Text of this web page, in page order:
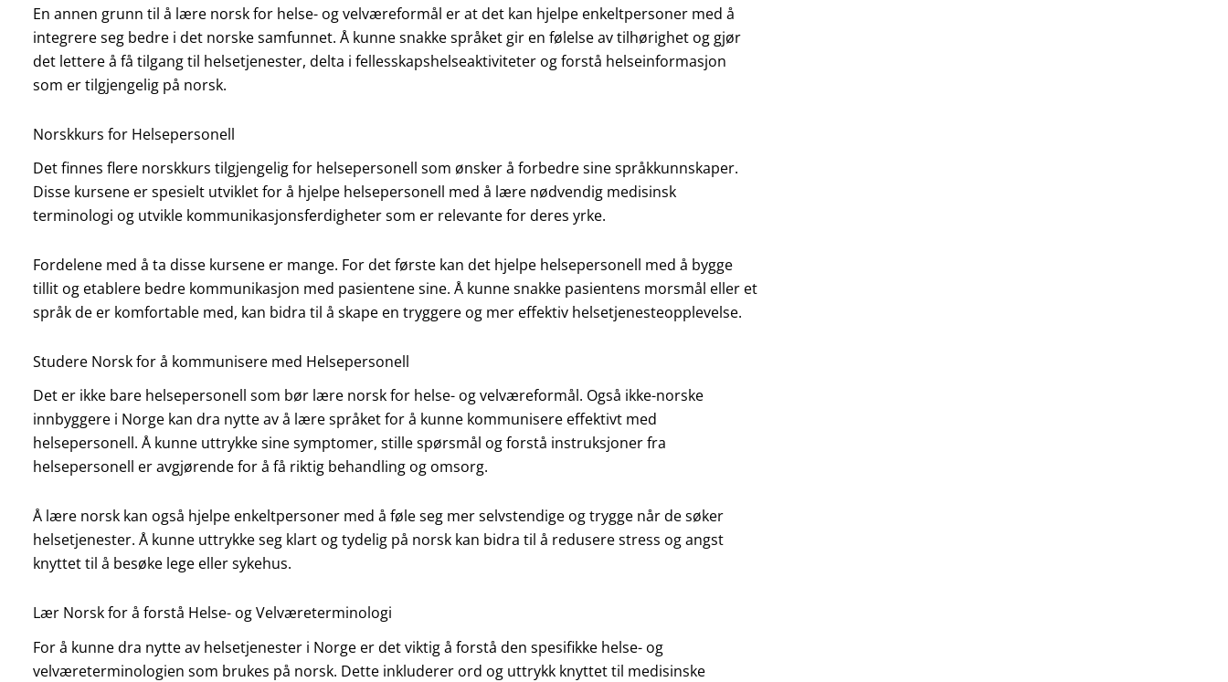
En annen grunn til å lære norsk for helse- og velværeformål er at det kan hjelpe enkeltpersoner med å
integrere seg bedre i det norske samfunnet. Å kunne snakke språket gir en følelse av tilhørighet og gjør
det lettere å få tilgang til helsetjenester, delta i fellesskapshelseaktiviteter og forstå helseinformasjon
som er tilgjengelig på norsk.
Norskkurs for Helsepersonell
Det finnes flere norskkurs tilgjengelig for helsepersonell som ønsker å forbedre sine språkkunnskaper.
Disse kursene er spesielt utviklet for å hjelpe helsepersonell med å lære nødvendig medisinsk
terminologi og utvikle kommunikasjonsferdigheter som er relevante for deres yrke.
Fordelene med å ta disse kursene er mange. For det første kan det hjelpe helsepersonell med å bygge
tillit og etablere bedre kommunikasjon med pasientene sine. Å kunne snakke pasientens morsmål eller et
språk de er komfortable med, kan bidra til å skape en tryggere og mer effektiv helsetjenesteopplevelse.
Studere Norsk for å kommunisere med Helsepersonell
Det er ikke bare helsepersonell som bør lære norsk for helse- og velværeformål. Også ikke-norske
innbyggere i Norge kan dra nytte av å lære språket for å kunne kommunisere effektivt med
helsepersonell. Å kunne uttrykke sine symptomer, stille spørsmål og forstå instruksjoner fra
helsepersonell er avgjørende for å få riktig behandling og omsorg.
Å lære norsk kan også hjelpe enkeltpersoner med å føle seg mer selvstendige og trygge når de søker
helsetjenester. Å kunne uttrykke seg klart og tydelig på norsk kan bidra til å redusere stress og angst
knyttet til å besøke lege eller sykehus.
Lær Norsk for å forstå Helse- og Velværeterminologi
For å kunne dra nytte av helsetjenester i Norge er det viktig å forstå den spesifikke helse- og
velværeterminologien som brukes på norsk. Dette inkluderer ord og uttrykk knyttet til medisinske